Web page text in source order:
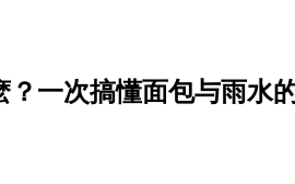
一次搞懂面包与雨水